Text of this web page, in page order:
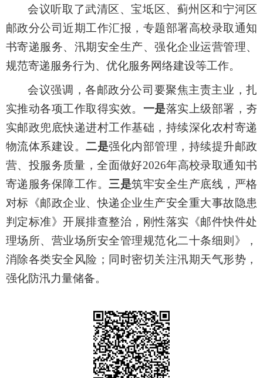
会议听取了武清区、宝坻区、 蓟州区和宁河区
邮政分公司近期工作汇报， 专题部署高校录取通知
书寄递服务、汛期安全生产、强化企业运营管理、
规范寄递服务行为、优化服务网络建设等工作。
会议强调 ，各邮政分公司要聚焦主责主业，扎
实推动各项工作取得实效。 一是落实上级部署， 夯
实邮政兜底快递进村工作基础，持续深化农村寄递
物流体系建设。二是强化内部管理，持续提升邮政
营、投服务质量，全面做好2026年高校录取通知书
寄递服务保障工作。 三是筑牢安全生产底线，严格
对标《邮政企业、快递企业生产安全重大事故隐患
判定标准》开展排查整治，刚性落实《邮件快件处
理场所、营业场所安全管理规范化二十条细则》，
消除各类安全风险；同时密切关注汛期天气形势，
强化防汛力量储备。